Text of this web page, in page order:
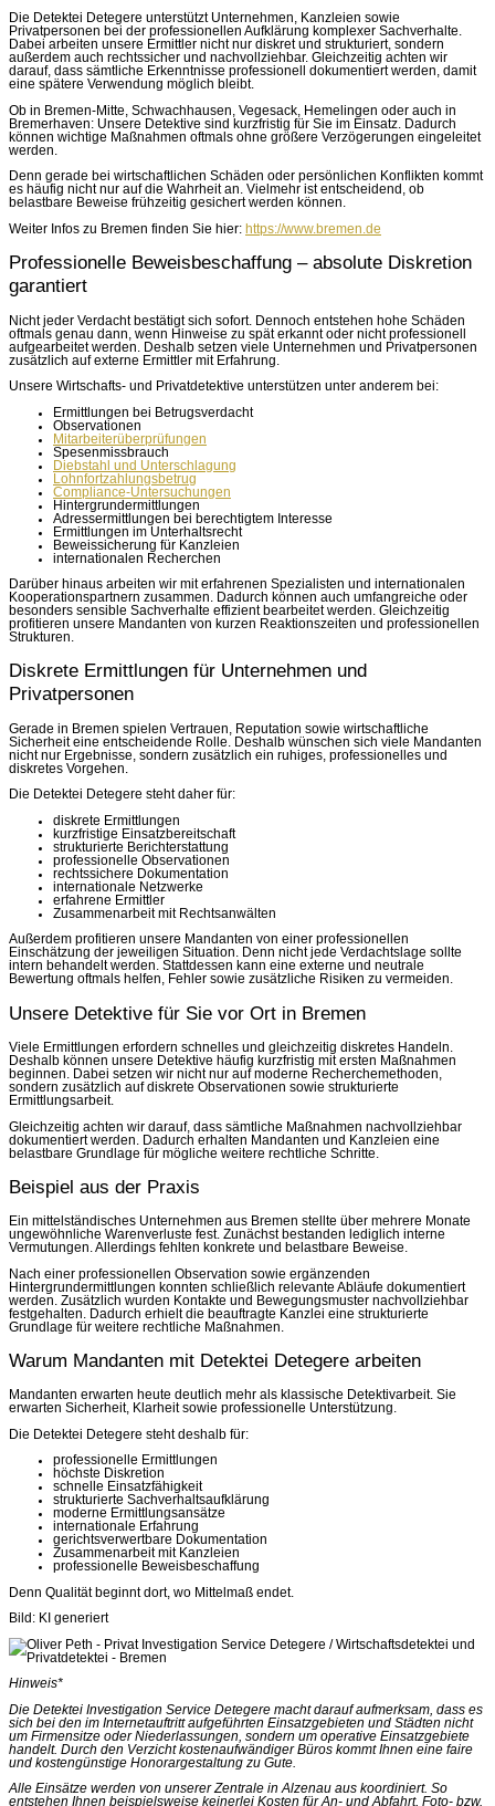
Die Detektei Detegere unterstützt Unternehmen, Kanzleien sowie
Privatpersonen bei der professionellen Aufklärung komplexer Sachverhalte.
Dabei arbeiten unsere Ermittler nicht nur diskret und strukturiert, sondern
außerdem auch rechtssicher und nachvollziehbar. Gleichzeitig achten wir
darauf, dass sämtliche Erkenntnisse professionell dokumentiert werden, damit
eine spätere Verwendung möglich bleibt.
Ob in Bremen-Mitte, Schwachhausen, Vegesack, Hemelingen oder auch in
Bremerhaven: Unsere Detektive sind kurzfristig für Sie im Einsatz. Dadurch
können wichtige Maßnahmen oftmals ohne größere Verzögerungen eingeleitet
werden.
Denn gerade bei wirtschaftlichen Schäden oder persönlichen Konflikten kommt
es häufig nicht nur auf die Wahrheit an. Vielmehr ist entscheidend, ob
belastbare Beweise frühzeitig gesichert werden können.
Weiter Infos zu Bremen finden Sie hier: https://www.bremen.de
Professionelle Beweisbeschaffung – absolute Diskretion
garantiert
Nicht jeder Verdacht bestätigt sich sofort. Dennoch entstehen hohe Schäden
oftmals genau dann, wenn Hinweise zu spät erkannt oder nicht professionell
aufgearbeitet werden. Deshalb setzen viele Unternehmen und Privatpersonen
zusätzlich auf externe Ermittler mit Erfahrung.
Unsere Wirtschafts- und Privatdetektive unterstützen unter anderem bei:
Ermittlungen bei Betrugsverdacht
Observationen
Mitarbeiterüberprüfungen
Spesenmissbrauch
Diebstahl und Unterschlagung
Lohnfortzahlungsbetrug
Compliance-Untersuchungen
Hintergrundermittlungen
Adressermittlungen bei berechtigtem Interesse
Ermittlungen im Unterhaltsrecht
Beweissicherung für Kanzleien
internationalen Recherchen
Darüber hinaus arbeiten wir mit erfahrenen Spezialisten und internationalen
Kooperationspartnern zusammen. Dadurch können auch umfangreiche oder
besonders sensible Sachverhalte effizient bearbeitet werden. Gleichzeitig
profitieren unsere Mandanten von kurzen Reaktionszeiten und professionellen
Strukturen.
Diskrete Ermittlungen für Unternehmen und
Privatpersonen
Gerade in Bremen spielen Vertrauen, Reputation sowie wirtschaftliche
Sicherheit eine entscheidende Rolle. Deshalb wünschen sich viele Mandanten
nicht nur Ergebnisse, sondern zusätzlich ein ruhiges, professionelles und
diskretes Vorgehen.
Die Detektei Detegere steht daher für:
diskrete Ermittlungen
kurzfristige Einsatzbereitschaft
strukturierte Berichterstattung
professionelle Observationen
rechtssichere Dokumentation
internationale Netzwerke
erfahrene Ermittler
Zusammenarbeit mit Rechtsanwälten
Außerdem profitieren unsere Mandanten von einer professionellen
Einschätzung der jeweiligen Situation. Denn nicht jede Verdachtslage sollte
intern behandelt werden. Stattdessen kann eine externe und neutrale
Bewertung oftmals helfen, Fehler sowie zusätzliche Risiken zu vermeiden.
Unsere Detektive für Sie vor Ort in Bremen
Viele Ermittlungen erfordern schnelles und gleichzeitig diskretes Handeln.
Deshalb können unsere Detektive häufig kurzfristig mit ersten Maßnahmen
beginnen. Dabei setzen wir nicht nur auf moderne Recherchemethoden,
sondern zusätzlich auf diskrete Observationen sowie strukturierte
Ermittlungsarbeit.
Gleichzeitig achten wir darauf, dass sämtliche Maßnahmen nachvollziehbar
dokumentiert werden. Dadurch erhalten Mandanten und Kanzleien eine
belastbare Grundlage für mögliche weitere rechtliche Schritte.
Beispiel aus der Praxis
Ein mittelständisches Unternehmen aus Bremen stellte über mehrere Monate
ungewöhnliche Warenverluste fest. Zunächst bestanden lediglich interne
Vermutungen. Allerdings fehlten konkrete und belastbare Beweise.
Nach einer professionellen Observation sowie ergänzenden
Hintergrundermittlungen konnten schließlich relevante Abläufe dokumentiert
werden. Zusätzlich wurden Kontakte und Bewegungsmuster nachvollziehbar
festgehalten. Dadurch erhielt die beauftragte Kanzlei eine strukturierte
Grundlage für weitere rechtliche Maßnahmen.
Warum Mandanten mit Detektei Detegere arbeiten
Mandanten erwarten heute deutlich mehr als klassische Detektivarbeit. Sie
erwarten Sicherheit, Klarheit sowie professionelle Unterstützung.
Die Detektei Detegere steht deshalb für:
professionelle Ermittlungen
höchste Diskretion
schnelle Einsatzfähigkeit
strukturierte Sachverhaltsaufklärung
moderne Ermittlungsansätze
internationale Erfahrung
gerichtsverwertbare Dokumentation
Zusammenarbeit mit Kanzleien
professionelle Beweisbeschaffung
Denn Qualität beginnt dort, wo Mittelmaß endet.
Bild: KI generiert
Hinweis*
Die Detektei Investigation Service Detegere macht darauf aufmerksam, dass es
sich bei den im Internetauftritt aufgeführten Einsatzgebieten und Städten nicht
um Firmensitze oder Niederlassungen, sondern um operative Einsatzgebiete
handelt. Durch den Verzicht kostenaufwändiger Büros kommt Ihnen eine faire
und kostengünstige Honorargestaltung zu Gute.
Alle Einsätze werden von unserer Zentrale in Alzenau aus koordiniert. So
entstehen Ihnen beispielsweise keinerlei Kosten für An- und Abfahrt, Foto- bzw.